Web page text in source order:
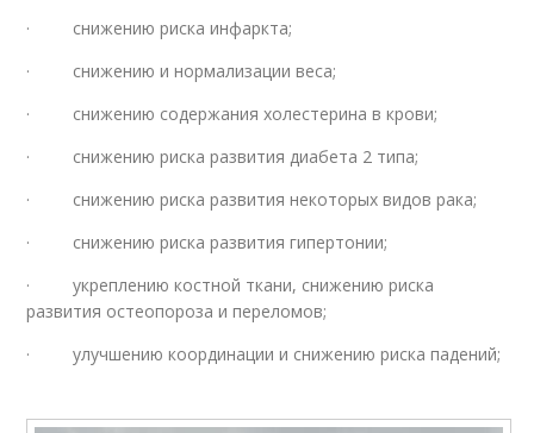
· снижению риска инфаркта;
· снижению и нормализации веса;
· снижению содержания холестерина в крови;
· снижению риска развития диабета 2 типа;
· снижению риска развития некоторых видов рака;
· снижению риска развития гипертонии;
· укреплению костной ткани, снижению риска
развития остеопороза и переломов;
· улучшению координации и снижению риска падений;